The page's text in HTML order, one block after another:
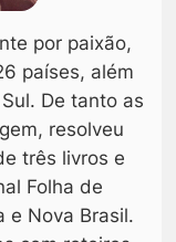
por paixão,
países, além
De tanto as
resolveu
três livros e
Folha de
e Nova Brasil.